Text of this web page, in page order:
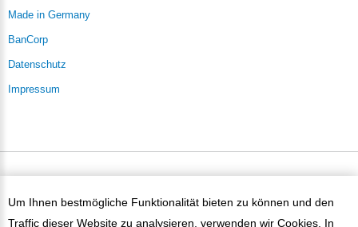
Um Ihnen bestmögliche Funktionalität bieten zu können und den
Traffic dieser Website zu analysieren, verwenden wir Cookies. In
Made in Germany
BanCorp
Datenschutz
Impressum